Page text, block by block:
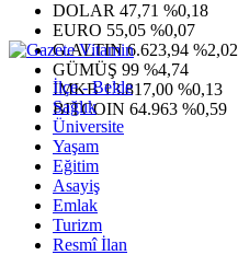
DOLAR 47,71 %0,18
EURO 55,05 %0,07
G.ALTIN6.623,94 %2,02
GÜMÜŞ 99 %4,74
IMKB13.817,00 %0,13
BITCOIN 64.963 %0,59
İlçe - Belde
Sağlık
Üniversite
Yaşam
Eğitim
Asayiş
Emlak
Turizm
Resmî İlan